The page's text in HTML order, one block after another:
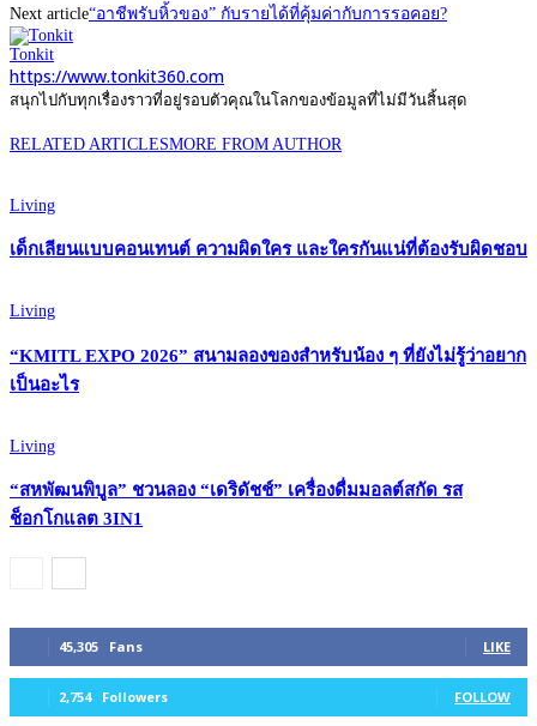
Next article“อาชีพรับหิ้วของ” กับรายได้ที่คุ้มค่ากับการรอคอย?
Tonkit
https://www.tonkit360.com
สนุกไปกับทุกเรื่องราวที่อยู่รอบตัวคุณในโลกของข้อมูลที่ไม่มีวันสิ้นสุด
RELATED ARTICLESMORE FROM AUTHOR
Living
เด็กเลียนแบบคอนเทนต์ ความผิดใคร และใครกันแน่ที่ต้องรับผิดชอบ
Living
“KMITL EXPO 2026” สนามลองของสำหรับน้อง ๆ ที่ยังไม่รู้ว่าอยาก
เป็นอะไร
Living
“สหพัฒนพิบูล” ชวนลอง “เดริดัชช์” เครื่องดื่มมอลต์สกัด รส
ช็อกโกแลต 3IN1
45,305 Fans LIKE
2,754 Followers FOLLOW